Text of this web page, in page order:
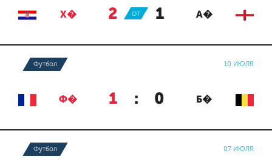
Х� 2 : 1 А�
ОТ
Футбол 10 ИЮЛЯ
Ф� 1 : 0 Б�
Футбол 07 ИЮЛЯ